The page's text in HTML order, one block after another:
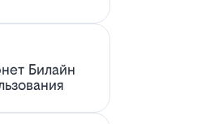
Билайн